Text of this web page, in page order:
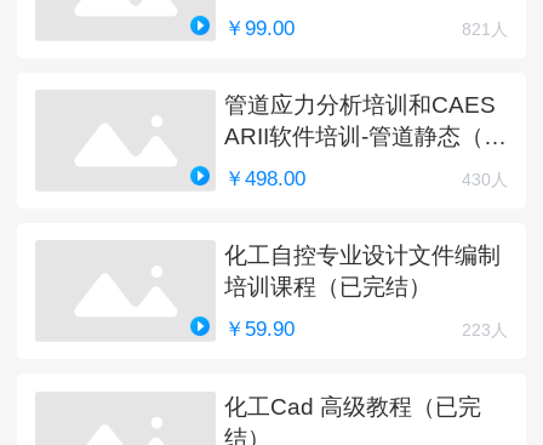
￥99.00 821人
管道应力分析培训和CAES
ARII软件培训-管道静态（完
结）
￥498.00 430人
化工自控专业设计文件编制
培训课程（已完结）
￥59.90 223人
化工Cad 高级教程（已完
结）